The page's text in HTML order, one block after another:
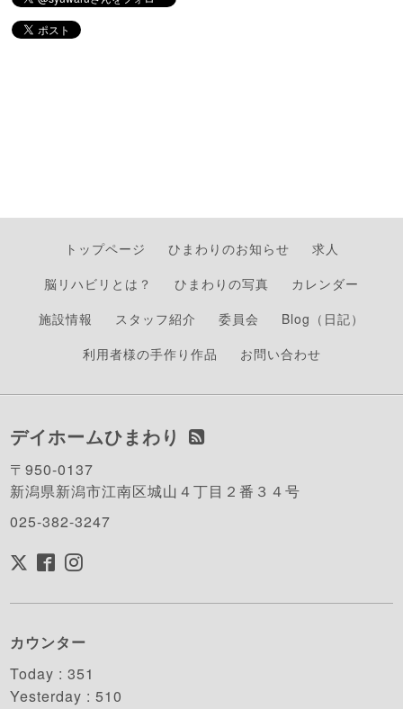
トップページ ひまわりのお知らせ
求人
脳リハビリとは？
ひまわりの写真
カレンダー
施設情報
スタッフ紹介 委員会
Blog（日記）
利用者様の手作り作品
お問い合わせ
デイホームひまわり
〒950-0137
新潟県新潟市江南区城山４丁目２番３４号
025-382-3247
カウンター
Today :351
Yesterday :510